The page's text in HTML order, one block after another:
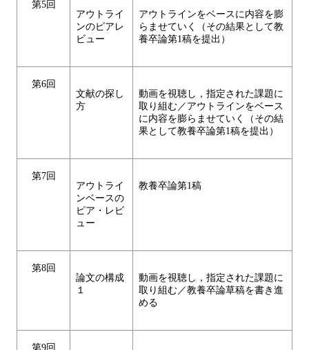
第5回
アウトライ
ンのピアレ
ビュー
アウトラインをベースに内容を膨
らませていく（その結果として教
養卒論第1稿を提出）
第6回
文献の探し
方
動画を視聴し，指定された課題に
取り組む／アウトラインをベース
に内容を膨らませていく（その結
果として教養卒論第1稿を提出）
第7回
アウトライ
ンベースの
ピア・レビ
ュー
教養卒論第1稿
第8回
論文の構成
１
動画を視聴し，指定された課題に
取り組む／教養卒論草稿を書き進
める
第9回